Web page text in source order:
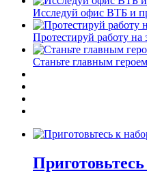
Исследуй офис ВТБ и
Протестируй работу на
Станьте главным